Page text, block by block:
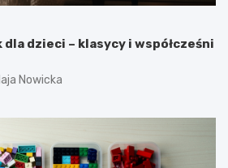
dzieci – klasycy i współcześni
Nowicka